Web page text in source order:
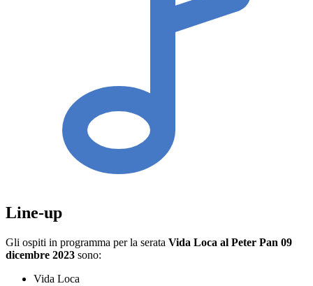
Line-up
Gli ospiti in programma per la serata Vida Loca al Peter Pan 09
dicembre 2023 sono:
Vida Loca